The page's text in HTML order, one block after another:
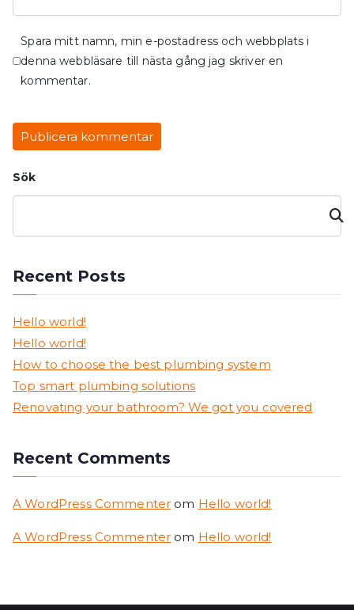
Spara mitt namn, min e-postadress och webbplats i
denna webbläsare till nästa gång jag skriver en
kommentar.
Sök
Sök
Recent Posts
Hello world!
Hello world!
How to choose the best plumbing system
Top smart plumbing solutions
Renovating your bathroom? We got you covered
Recent Comments
A WordPress Commenter om Hello world!
A WordPress Commenter om Hello world!